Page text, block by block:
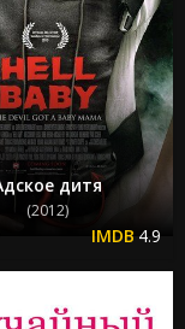
дитя
(2012)
4.9